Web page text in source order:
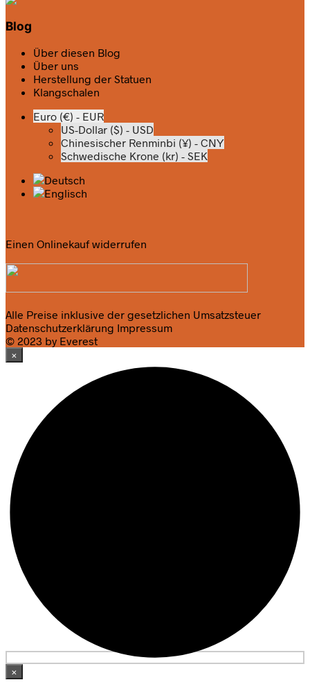
Blog
Über diesen Blog
Über uns
Herstellung der Statuen
Klangschalen
Euro (€) - EUR
US-Dollar ($) - USD
Chinesischer Renminbi (¥) - CNY
Schwedische Krone (kr) - SEK
Einen Onlinekauf widerrufen
Alle Preise inklusive der gesetzlichen Umsatzsteuer
Datenschutzerklärung Impressum
© 2023 by Everest
×
×